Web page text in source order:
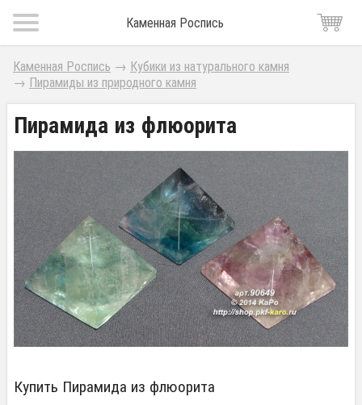
Каменная Роспись
Каменная Роспись → Кубики из натурального камня
→ Пирамиды из природного камня
Пирамида из флюорита
Купить Пирамида из флюорита